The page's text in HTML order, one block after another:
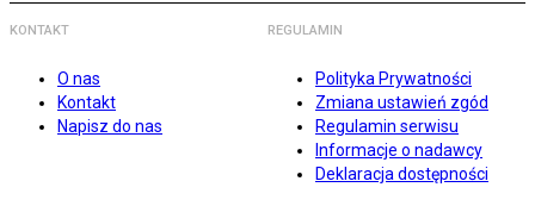
KONTAKT
O nas
Kontakt
Napisz do nas
REGULAMIN
Polityka Prywatności
Zmiana ustawień zgód
Regulamin serwisu
Informacje o nadawcy
Deklaracja dostępności